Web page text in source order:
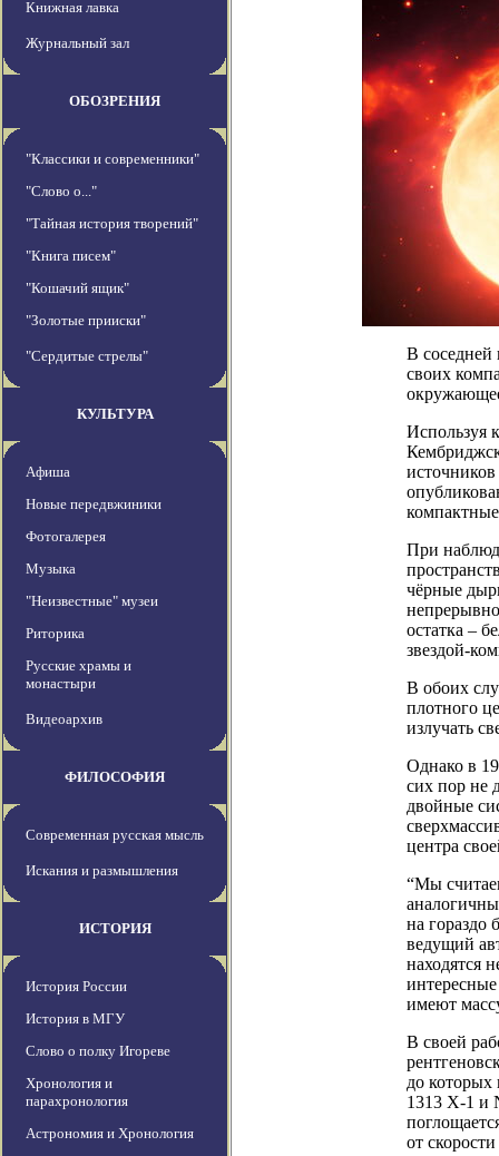
Книжная лавка
Журнальный зал
ОБОЗРЕНИЯ
"Классики и современники"
"Слово о..."
"Тайная история творений"
"Книга писем"
"Кошачий ящик"
"Золотые прииски"
"Сердитые стрелы"
КУЛЬТУРА
Афиша
Новые передвжиники
Фотогалерея
Музыка
"Неизвестные" музеи
Риторика
Русские храмы и
монастыри
Видеоархив
ФИЛОСОФИЯ
Современная русская мысль
Искания и размышления
ИСТОРИЯ
История России
История в МГУ
Слово о полку Игореве
Хронология и
парахронология
Астрономия и Хронология
В соседней
своих
Используя
При
чёрные
остатка –
звездой-
В обоих
плотного
излучать
Однако в
сих пор не
двойные
центра
“Мы
на гораздо
ведущий
находятся
имеют
В своей
до которых
1313 X-1 и
от скорости